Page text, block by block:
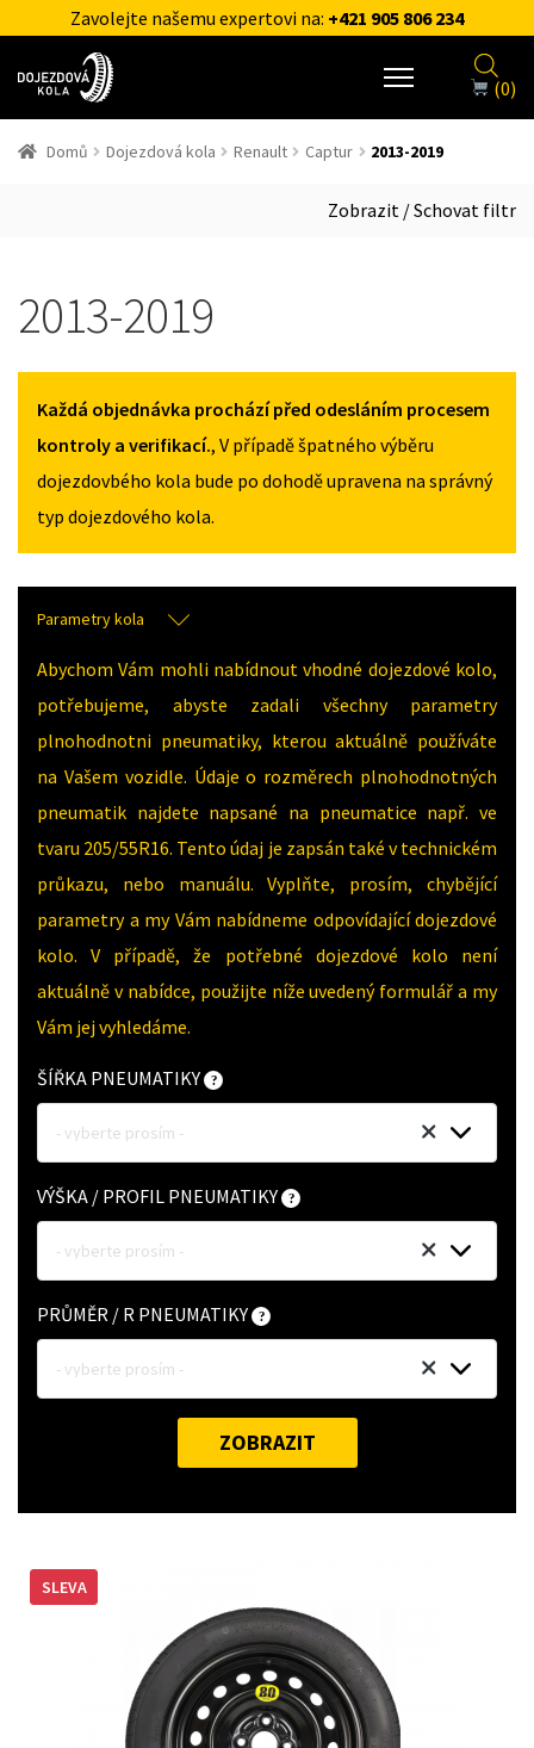
Zavolejte našemu expertovi na: +421 905 806 234
(0)
Domů Dojezdová kola Renault Captur 2013-2019
Zobrazit / Schovat filtr
2013-2019
Každá objednávka prochází před odesláním procesem
kontroly a verifikací., V případě špatného výběru
dojezdovbého kola bude po dohodě upravena na správný
typ dojezdového kola.
Parametry kola
Abychom Vám mohli nabídnout vhodné dojezdové kolo,
potřebujeme, abyste zadali všechny parametry
plnohodnotni pneumatiky, kterou aktuálně používáte
na Vašem vozidle. Údaje o rozměrech plnohodnotných
pneumatik najdete napsané na pneumatice např. ve
tvaru 205/55R16. Tento údaj je zapsán také v technickém
průkazu, nebo manuálu. Vyplňte, prosím, chybějící
parametry a my Vám nabídneme odpovídající dojezdové
kolo. V případě, že potřebné dojezdové kolo není
aktuálně v nabídce, použijte níže uvedený formulář a my
Vám jej vyhledáme.
ŠÍŘKA PNEUMATIKY
- vyberte prosím -
VÝŠKA / PROFIL PNEUMATIKY
- vyberte prosím -
PRŮMĚR / R PNEUMATIKY
- vyberte prosím -
ZOBRAZIT
SLEVA